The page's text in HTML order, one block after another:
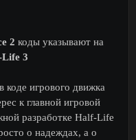
и
2 коды указывают на
3
игрового движка
к главной игровой
разработке Half-Life
о надеждах, а о